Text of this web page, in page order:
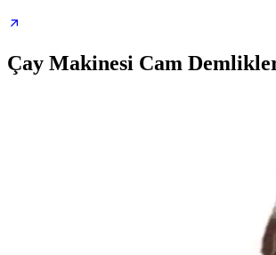
Çay Makinesi Cam